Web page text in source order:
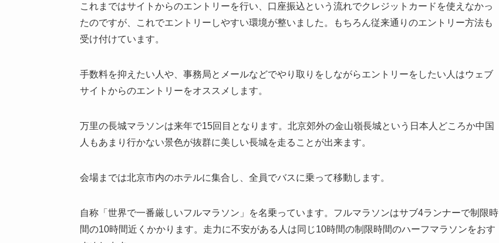
これまではサイトからのエントリーを行い、口座振込という流れでクレジットカードを使えなかっ
たのですが、これでエントリーしやすい環境が整いました。もちろん従来通りのエントリー方法も
受け付けています。
手数料を抑えたい人や、事務局とメールなどでやり取りをしながらエントリーをしたい人はウェブ
サイトからのエントリーをオススメします。
万里の長城マラソンは来年で15回目となります。北京郊外の金山嶺長城という日本人どころか中国
人もあまり行かない景色が抜群に美しい長城を走ることが出来ます。
会場までは北京市内のホテルに集合し、全員でバスに乗って移動します。
自称「世界で一番厳しいフルマラソン」を名乗っています。フルマラソンはサブ4ランナーで制限時
間の10時間近くかかります。走力に不安がある人は同じ10時間の制限時間のハーフマラソンをおす